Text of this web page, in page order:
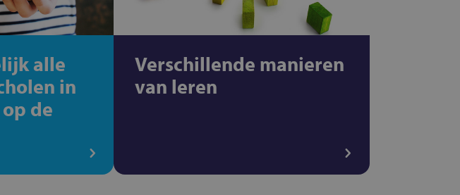
alle
in
op de
Verschillende manieren
van leren